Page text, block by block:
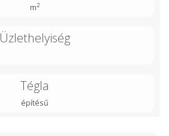
m2
Üzlethelyiség
Tégla
építésű